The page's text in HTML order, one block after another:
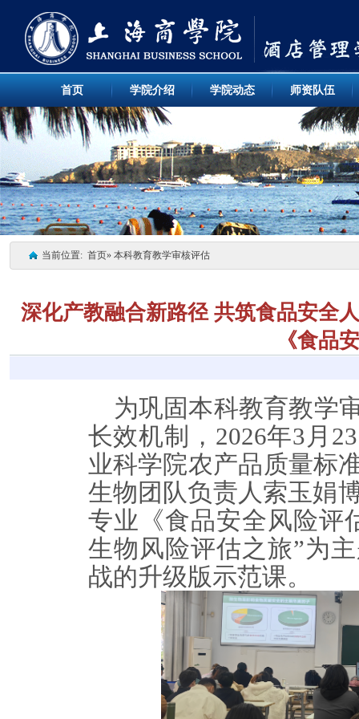
首页 学院介绍 学院动态 师资队伍
当前位置: 首页» 本科教育教学审核评估
深化产教融合新路径 共筑食品安全
《食品
为巩固本科教育教学
长效机制，2026年3月
业科学院农产品质量标
生物团队负责人索玉娟
专业《食品安全风险评
生物风险评估之旅”为
战的升级版示范课。